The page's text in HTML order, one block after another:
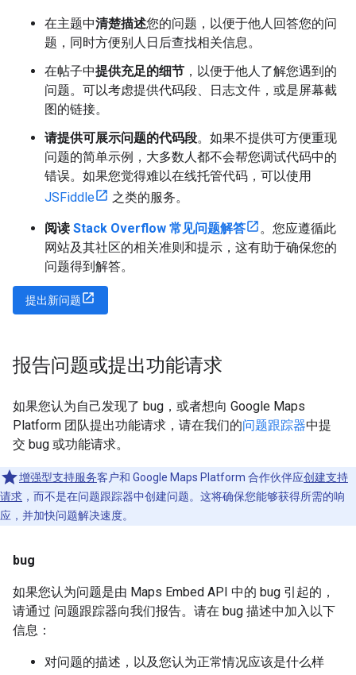
在主题中清楚描述您的问题，以便于他人回答您的问
题，同时方便别人日后查找相关信息。
在帖子中提供充足的细节 ，以便于他人了解您遇到的
问题。可以考虑提供代码段、日志文件，或是屏幕截
图的链接。
请提供可展示问题的代码段。如果不提供可方便重现
问题的简单示例，大多数人都不会帮您调试代码中的
错误。如果您觉得难以在线托管代码，可以使用
JSFiddle
之类的服务。
阅读 Stack Overflow 常见问题解答
。您应遵循此
网站及其社区的相关准则和提示，这有助于确保您的
问题得到解答。
提出新问题
报告问题或提出功能请求
如果您认为自己发现了 bug，或者想向 Google Maps
Platform 团队提出功能请求，请在我们的问题跟踪器中提
交 bug 或功能请求。
增强型支持服务客户和 Google Maps Platform 合作伙伴应创建支持
请求 ，而不是在问题跟踪器中创建问题。这将确保您能够获得所需的响
应，并加快问题解决速度。
bug
如果您认为问题是由 Maps Embed API 中的 bug 引起的，
请通过 问题跟踪器向我们报告。请在 bug 描述中加入以下
信息：
对问题的描述，以及您认为正常情况应该是什么样